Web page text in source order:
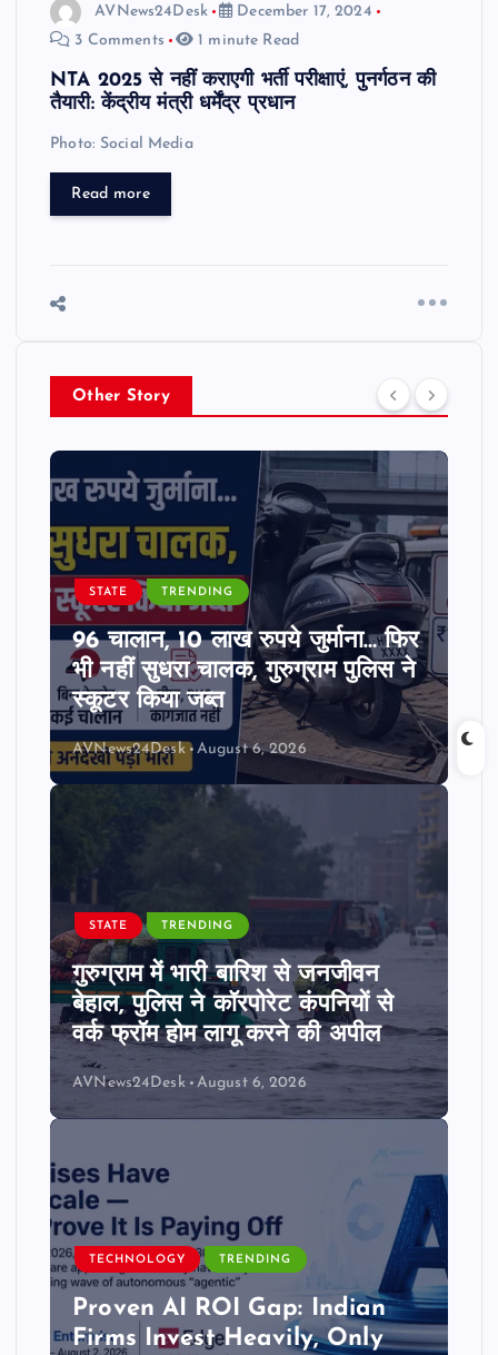
AVNews24Desk
December 17, 2024
3 Comments
1 minute Read
NTA 2025 से नहीं कराएगी भर्ती परीक्षाएं, पुनर्गठन की
तैयारी: केंद्रीय मंत्री धर्मेंद्र प्रधान
Photo: Social Media
Read more
Other Story
STATE TRENDING
96 चालान, 10 लाख रुपये जुर्माना… फिर
भी नहीं सुधरा चालक, गुरुग्राम पुलिस ने
स्कूटर किया जब्त
AVNews24Desk August 6, 2026
STATE TRENDING
गुरुग्राम में भारी बारिश से जनजीवन
बेहाल, पुलिस ने कॉरपोरेट कंपनियों से
वर्क फ्रॉम होम लागू करने की अपील
AVNews24Desk August 6, 2026
TECHNOLOGY TRENDING
Proven AI ROI Gap: Indian
Firms Invest Heavily, Only